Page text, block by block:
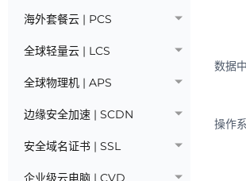
海外套餐云 | PCS
全球轻量云 | LCS
全球物理机 | APS
边缘安全加速 | SCDN
安全域名证书 | SSL
企业级云电脑 | CVD
数据
操作